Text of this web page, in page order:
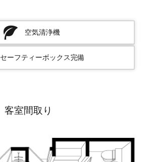
空気清浄機
セーフティーボックス完備
客室間取り